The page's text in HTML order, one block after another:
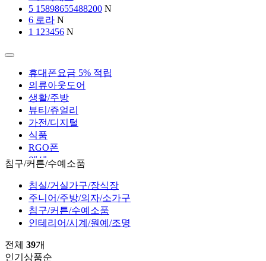
5 15898655488200 N
6 로라 N
1 123456 N
휴대폰요금 5% 적립
의류아웃도어
생활/주방
뷰티/쥬얼리
가전/디지털
식품
RGO폰
엑셀
침실/거실가구/장식장
주니어/주방/의자/소가구
침구/커튼/수예소품
전체39개